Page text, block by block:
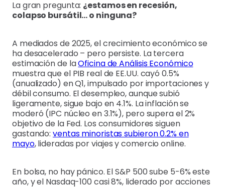
La gran pregunta: ¿estamos en recesión,
colapso bursátil… o ninguna?
A mediados de 2025, el crecimiento económico se
ha desacelerado – pero persiste. La tercera
estimación de laOficina de Análisis Económico
muestra que el PIB real de EE.UU. cayó 0.5%
(anualizado) en Q1, impulsado por importaciones y
débil consumo. El desempleo, aunque subió
ligeramente, sigue bajo en 4.1%. La inflación se
moderó (IPC núcleo en 3.1%), pero supera el 2%
objetivo de la Fed. Los consumidores siguen
gastando:ventas minoristas subieron 0.2% en
mayo, lideradas por viajes y comercio online.
En bolsa, no hay pánico. El S&P 500 sube 5-6% este
año, y el Nasdaq-100 casi 8%, liderado por acciones